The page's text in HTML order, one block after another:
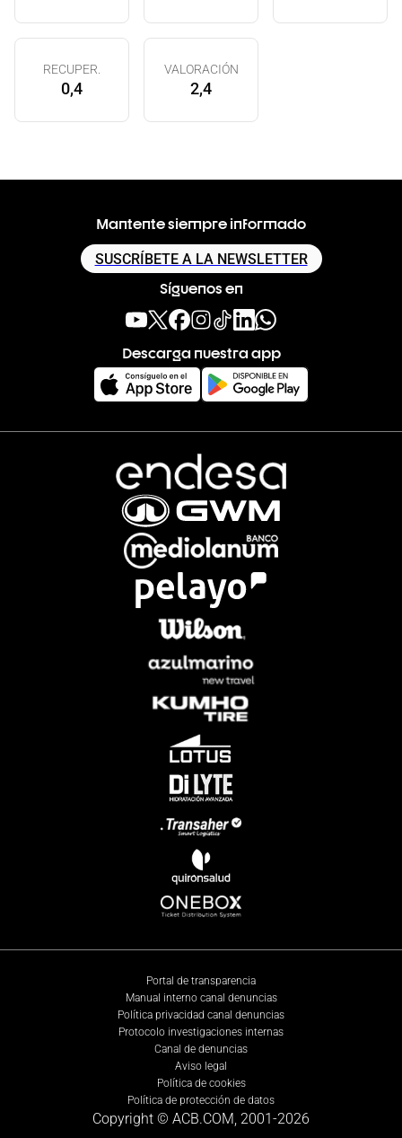
RECUPER.
0,4
VALORACIÓN
2,4
Mantente siempre informado
SUSCRÍBETE A LA NEWSLETTER
Síguenos en
Descarga nuestra app
Portal de transparencia
Manual interno canal denuncias
Política privacidad canal denuncias
Protocolo investigaciones internas
Canal de denuncias
Aviso legal
Política de cookies
Política de protección de datos
Copyright © ACB.COM, 2001-2026